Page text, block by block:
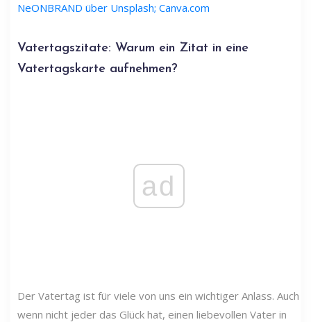
NeONBRAND über Unsplash; Canva.com
Vatertagszitate: Warum ein Zitat in eine
Vatertagskarte aufnehmen?
ad
Der Vatertag ist für viele von uns ein wichtiger Anlass. Auch
wenn nicht jeder das Glück hat, einen liebevollen Vater in